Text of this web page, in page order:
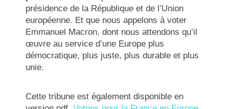
présidence de la République et de l’Union
européenne. Et que nous appelons à voter
Emmanuel Macron, dont nous attendons qu’il
œuvre au service d’une Europe plus
démocratique, plus juste, plus durable et plus
unie.
Cette tribune est également disponible en